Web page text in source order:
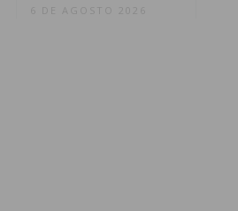
6 DE AGOSTO 2026